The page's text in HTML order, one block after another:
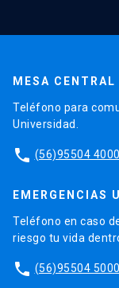
MESA CENTRAL
Teléfono para
Universidad.
phone (56)95504 4000
EMERGENCIAS
Teléfono en caso
riesgo tu vida
phone (56)95504 5000